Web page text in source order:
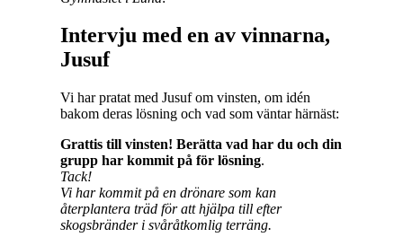
Intervju med en av vinnarna,
Jusuf
Vi har pratat med Jusuf om vinsten, om idén
bakom deras lösning och vad som väntar härnäst:
Grattis till vinsten! Berätta vad har du och din
grupp har kommit på för lösning.
Tack!
Vi har kommit på en drönare som kan
återplantera träd för att hjälpa till efter
skogsbränder i svåråtkomlig terräng.